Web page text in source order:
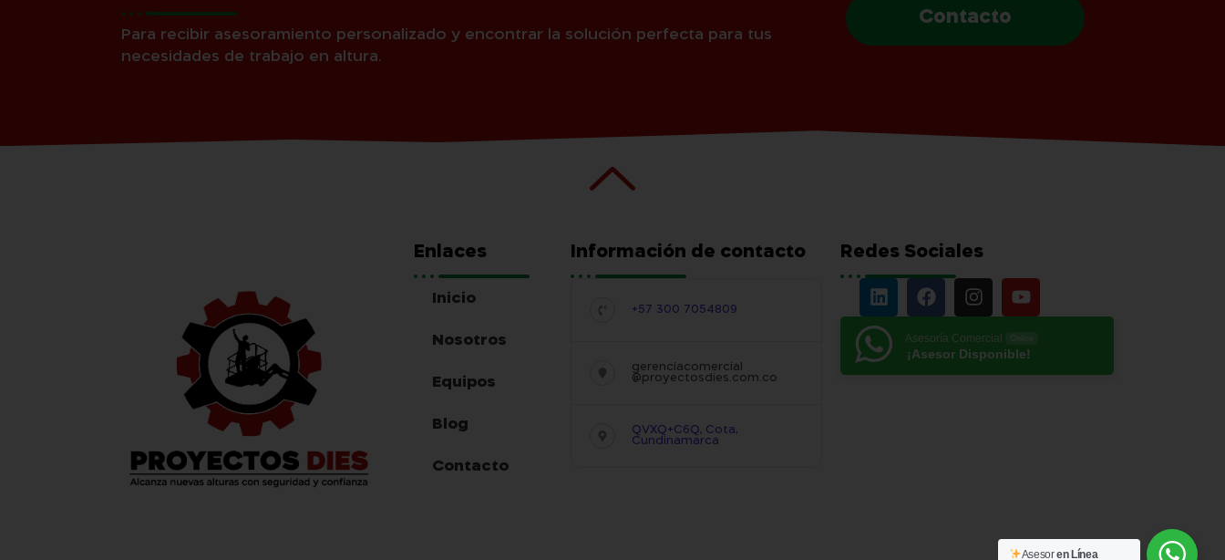
Para recibir asesoramiento personalizado y encontrar la solución perfecta para tus
necesidades de trabajo en altura.
Contacto
Enlaces
Inicio
Nosotros
Equipos
Blog
Contacto
Información de contacto
+57 300 7054809
gerenciacomercial
@proyectosdies.com.co
QVXQ+C6Q, Cota,
Cundinamarca
Redes Sociales
Asesoría Comercial
¡Asesor Disponible!
Asesoren Línea